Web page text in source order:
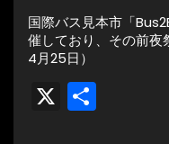
国際バス見本市「
催しており、その前
4月25日）
X